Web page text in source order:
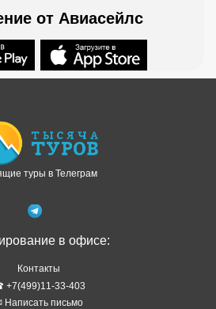
от Авиасейлс
туры в Телеграм
в офисе:
Контакты
33-403
Написать письмо